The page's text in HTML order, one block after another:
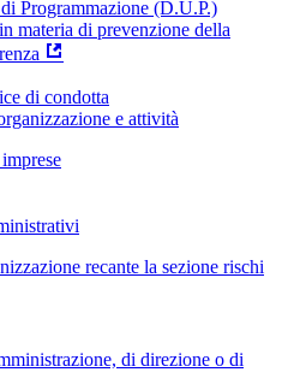
Programmazione (D.U.P.)
materia di prevenzione della
di condotta
e attività
recante la sezione rischi
di direzione o di